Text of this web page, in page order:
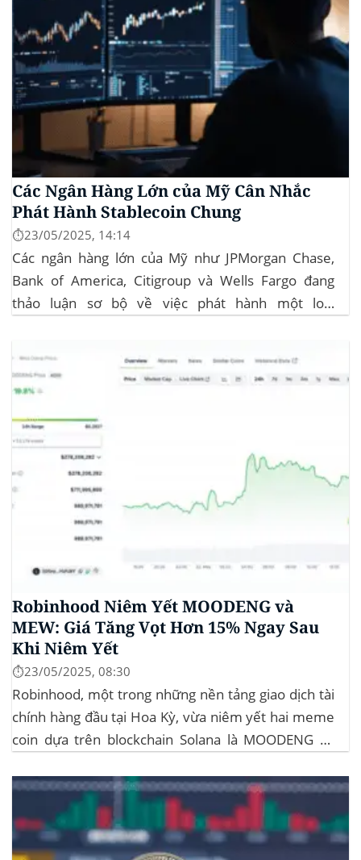
Các Ngân Hàng Lớn của Mỹ Cân Nhắc
Phát Hành Stablecoin Chung
⏱️23/05/2025, 14:14
Các ngân hàng lớn của Mỹ như JPMorgan Chase,
Bank of America, Citigroup và Wells Fargo đang
thảo luận sơ bộ về việc phát hành một loại
tiền điện tử. Các...
Robinhood Niêm Yết MOODENG và
MEW: Giá Tăng Vọt Hơn 15% Ngay Sau
Khi Niêm Yết
⏱️23/05/2025, 08:30
Robinhood, một trong những nền tảng giao dịch tài
chính hàng đầu tại Hoa Kỳ, vừa niêm yết hai meme
coin dựa trên blockchain Solana là MOODENG và
mẽ cho cả hai đồng tiền số, với mức tăng hơn...